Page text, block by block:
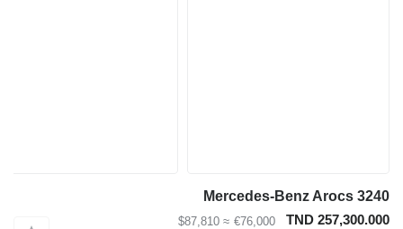
Mercedes-Benz Arocs 3240
TND 257,300.000
€76,000
≈ $87,810